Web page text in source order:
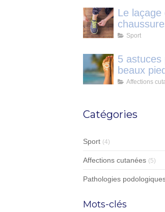
Le laçage
Sport
5 astuces
beaux
Affections
Catégories
Sport (4)
Affections cutanées (5)
Pathologies
Mots-clés